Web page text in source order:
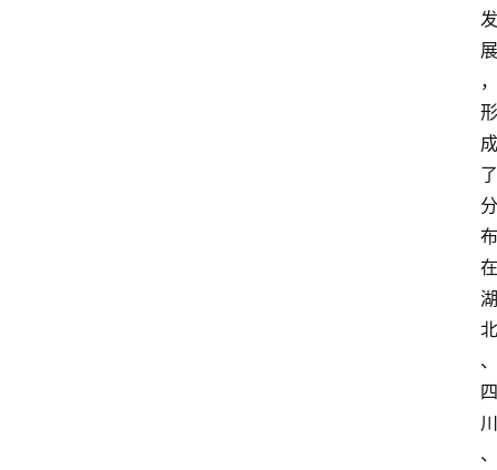
发
展
，
形
成
了
分
布
在
湖
北
、
四
川
、